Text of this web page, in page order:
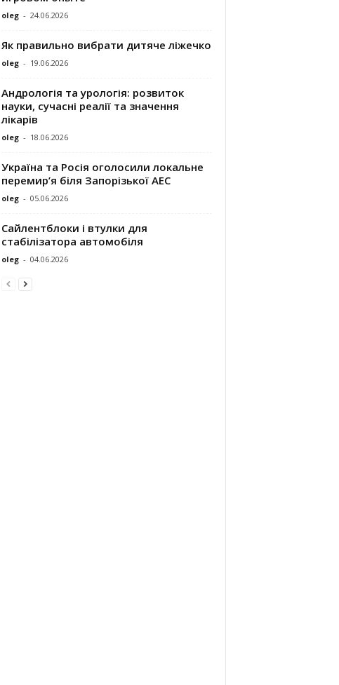
oleg - 24.06.2026
Як правильно вибрати дитяче ліжечко
oleg - 19.06.2026
Андрологія та урологія: розвиток
науки, сучасні реалії та значення
лікарів
oleg - 18.06.2026
Україна та Росія оголосили локальне
перемир’я біля Запорізької АЕС
oleg - 05.06.2026
Сайлентблоки і втулки для
стабілізатора автомобіля
oleg - 04.06.2026